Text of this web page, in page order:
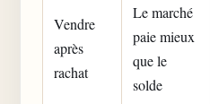
Vendre
après
rachat
Le marché
paie mieux
que le
solde